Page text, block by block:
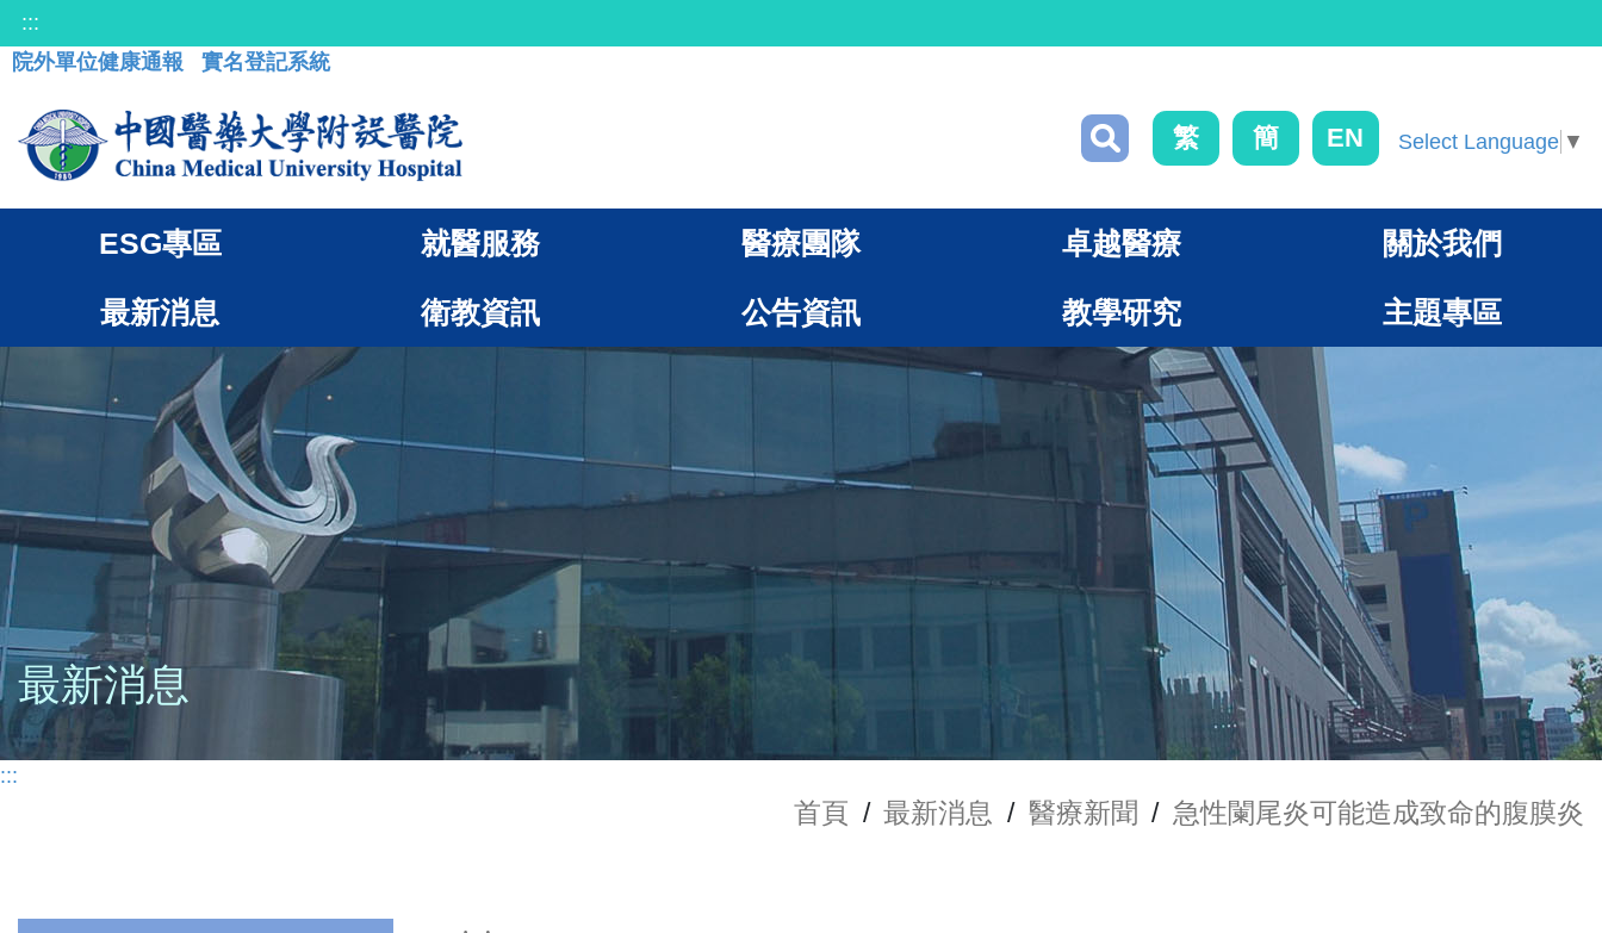
:::
院外單位健康通報
實名登記系統
繁 簡 EN Select Language ▼
ESG專區 就醫服務 醫療團隊 卓越醫療 關於我們
最新消息 衛教資訊 公告資訊 教學研究 主題專區
最新消息
:::
首頁 / 最新消息 / 醫療新聞 / 急性闌尾炎可能造成致命的腹膜炎